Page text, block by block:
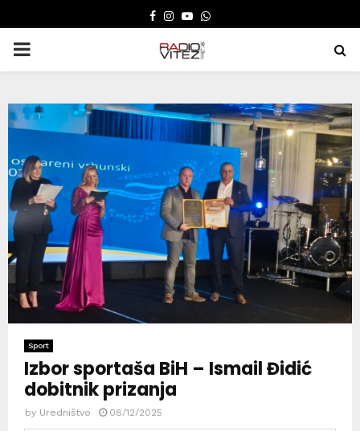
FACEBOOK
INSTAGRAM
YOUTUBE
WHATSAPP
PRIMARY
Sport
Izbor sportaša BiH – Ismail Đidić
dobitnik prizanja
by Uredništvo 08/12/2025